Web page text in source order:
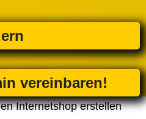
vereinbaren!
Internetshop erstellen